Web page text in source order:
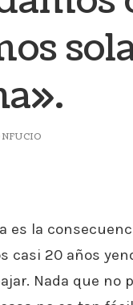
es la
casi 20 años
Nada que no